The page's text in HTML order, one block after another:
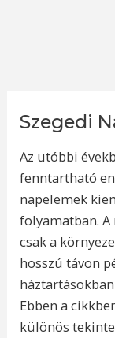
Szegedi
Az utóbbi
fenntartható
napelemek
folyamatban.
csak a
hosszú távon
Ebben a
különös